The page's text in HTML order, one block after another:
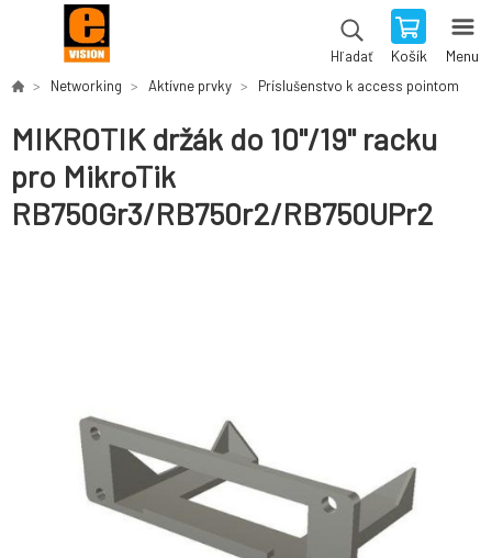
Hľadať Košík Menu
Networking Aktívne prvky Príslušenstvo k access pointom
MIKROTIK držák do 10"/19" racku
pro MikroTik
RB750Gr3/RB750r2/RB750UPr2